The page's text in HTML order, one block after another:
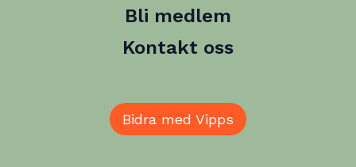
Bli medlem
Kontakt oss
Bidra med Vipps